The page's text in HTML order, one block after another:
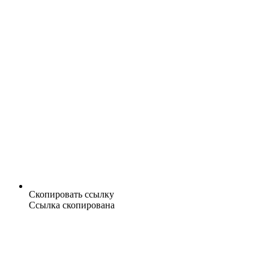
Скопировать ссылку
Ссылка скопирована